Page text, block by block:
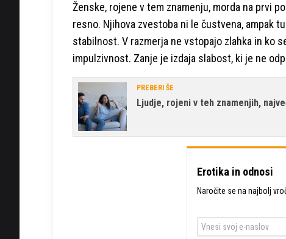
Ženske, rojene v tem znamenju, morda na prvi
resno. Njihova zvestoba ni le čustvena, ampak
stabilnost. V razmerja ne vstopajo zlahka in ko
impulzivnost. Zanje je izdaja slabost, ki je ne
PREBERI ŠE
Ljudje, rojeni v teh znamenjih,
Erotika in odnosi
Naročite se na najbolj